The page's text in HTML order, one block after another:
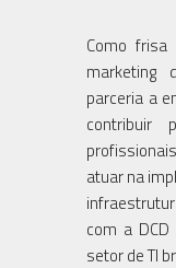
Como frisa
marketing
parceria a
contribuir
atuar na
com a
setor de TI